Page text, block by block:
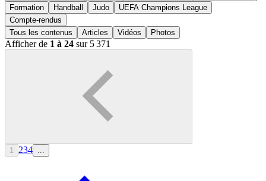
Formation
Handball Judo
UEFA Champions League
Compte-rendus
Tous les contenus
Articles Vidéos Photos
Afficher de 1 à 24 sur 5 371
1 234